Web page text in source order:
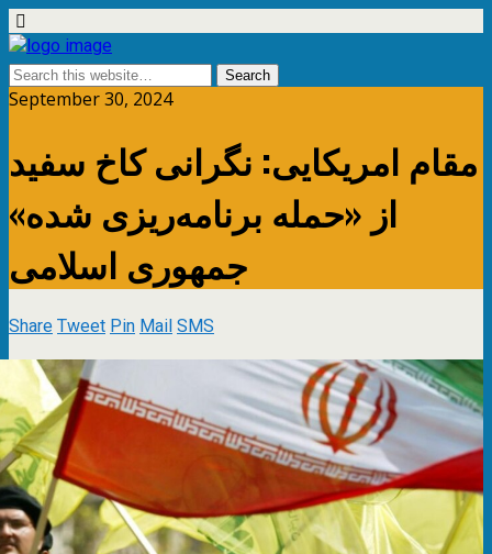
September 30, 2024
مقام امریکایی: نگرانی کاخ سفید
از «حمله برنامه‌ریزی شده»
جمهوری اسلامی
ShareTweetPinMailSMS